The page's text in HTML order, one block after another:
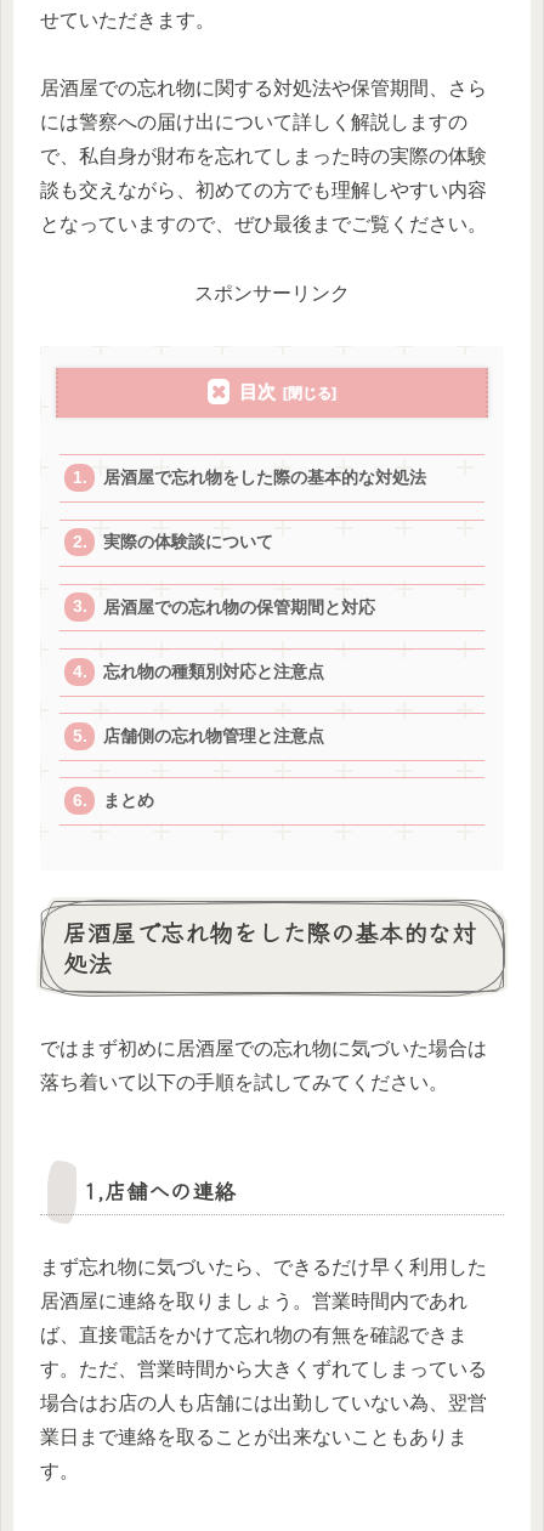
せていただきます。
居酒屋での忘れ物に関する対処法や保管期間、さら
には警察への届け出について詳しく解説しますの
で、私自身が財布を忘れてしまった時の実際の体験
談も交えながら、初めての方でも理解しやすい内容
となっていますので、ぜひ最後までご覧ください。
スポンサーリンク
目次
居酒屋で忘れ物をした際の基本的な対処法
実際の体験談について
居酒屋での忘れ物の保管期間と対応
忘れ物の種類別対応と注意点
店舗側の忘れ物管理と注意点
まとめ
居酒屋で忘れ物をした際の基本的な対
処法
ではまず初めに居酒屋での忘れ物に気づいた場合は
落ち着いて以下の手順を試してみてください。
1,店舗への連絡
まず忘れ物に気づいたら、できるだけ早く利用した
居酒屋に連絡を取りましょう。営業時間内であれ
ば、直接電話をかけて忘れ物の有無を確認できま
す。ただ、営業時間から大きくずれてしまっている
場合はお店の人も店舗には出勤していない為、翌営
業日まで連絡を取ることが出来ないこともありま
す。